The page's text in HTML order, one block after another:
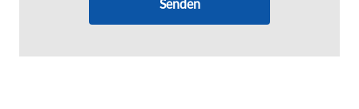
Senden